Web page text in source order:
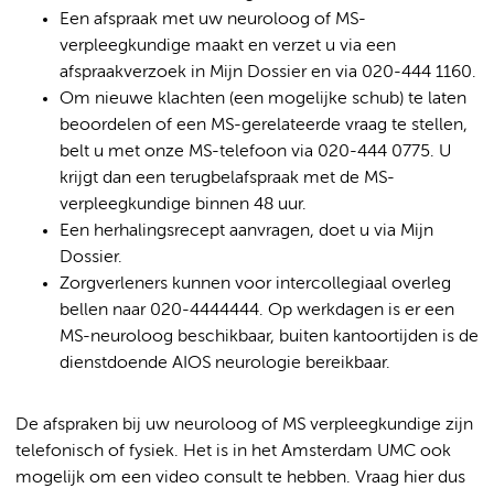
Een afspraak met uw neuroloog of MS-
verpleegkundige maakt en verzet u via een
afspraakverzoek in Mijn Dossier en via 020-444 1160.
Om nieuwe klachten (een mogelijke schub) te laten
beoordelen of een MS-gerelateerde vraag te stellen,
belt u met onze MS-telefoon via 020-444 0775. U
krijgt dan een terugbelafspraak met de MS-
verpleegkundige binnen 48 uur.
Een herhalingsrecept aanvragen, doet u via Mijn
Dossier.
Zorgverleners kunnen voor intercollegiaal overleg
bellen naar 020-4444444. Op werkdagen is er een
MS-neuroloog beschikbaar, buiten kantoortijden is de
dienstdoende AIOS neurologie bereikbaar.
De afspraken bij uw neuroloog of MS verpleegkundige zijn
telefonisch of fysiek. Het is in het Amsterdam UMC ook
mogelijk om een video consult te hebben. Vraag hier dus